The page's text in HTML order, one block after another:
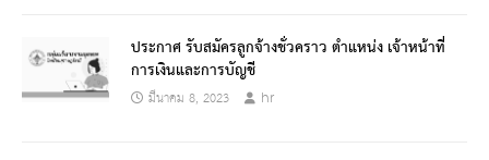
ประกาศ รับสมัครลูกจ้างชั่วคราว ตำแหน่ง เจ้าหน้าที่
การเงินและการบัญชี
มีนาคม 8, 2023 hr